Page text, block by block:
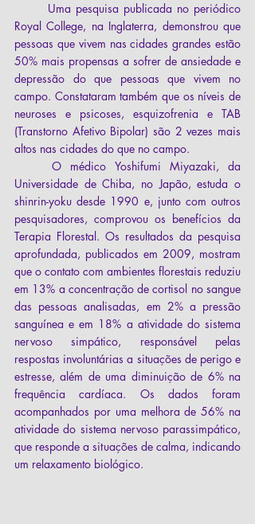
Royal College, na Inglaterra, demonstrou que
pessoas que vivem nas cidades grandes estão
50% mais propensas a sofrer de ansiedade e
depressão do que pessoas que vivem no
campo. Constataram também que os níveis de
neuroses e psicoses, esquizofrenia e TAB
(Transtorno Afetivo Bipolar) são 2 vezes mais
altos nas cidades do que no campo.
	O médico Yoshifumi Miyazaki, da
Universidade de Chiba, no Japão, estuda o
shinrin-yoku desde 1990 e, junto com outros
pesquisadores, comprovou os benefícios da
Terapia Florestal. Os resultados da pesquisa
aprofundada, publicados em 2009, mostram
que o contato com ambientes florestais reduziu
em 13% a concentração de cortisol no sangue
das pessoas analisadas, em 2% a pressão
sanguínea e em 18% a atividade do sistema
nervoso simpático, responsável pelas
respostas involuntárias a situações de perigo e
estresse, além de uma diminuição de 6% na
frequência cardíaca. Os dados foram
acompanhados por uma melhora de 56% na
atividade do sistema nervoso parassimpático,
que responde a situações de calma, indicando
um relaxamento biológico.